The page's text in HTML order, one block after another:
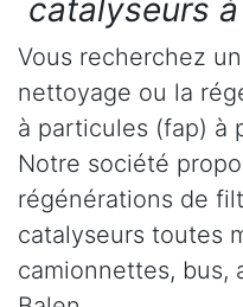
catalyseurs
Vous recherchez
nettoyage ou la
à particules (fap) à
Notre société
régénérations de
catalyseurs toutes
camionnettes, bus,